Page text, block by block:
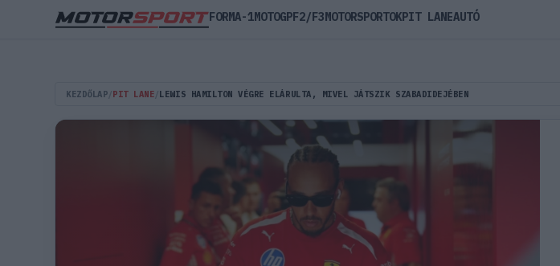
KEZDŐLAP PIT LANE LEWIS HAMILTON VÉGRE ELÁRULTA, MIVEL JÁTSZIK SZABADIDEJÉBEN
FORMA-1MOTOGPF2/F3MOTORSPORTOKPIT LANEAUTÓ